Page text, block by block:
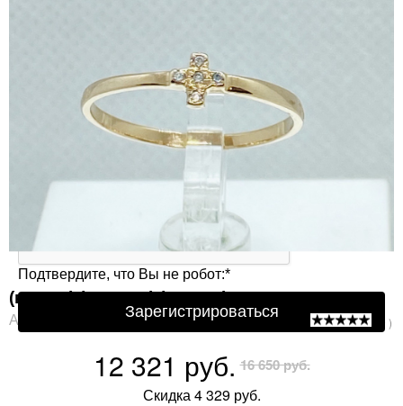
(кр-599) (Кольцо) (Au 585)
Артикул: кр-599 ( 0 )
12 321 руб. 16 650 руб.
Скидка 4 329 руб.
Защита от автоматической регистрации
Подтвердите, что Вы не робот:*
Зарегистрироваться